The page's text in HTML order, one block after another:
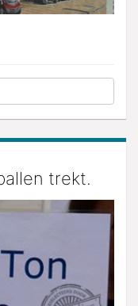
trekt.